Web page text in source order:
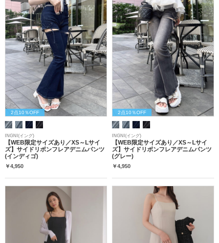
2点10％OFF
INGNI(イング)
【WEB限定サイズあり／XS～Lサイ
ズ】サイドリボンフレアデニムパンツ
(インディゴ)
￥4,950
2点10％OFF
INGNI(イング)
【WEB限定サイズあり／XS～Lサイ
ズ】サイドリボンフレアデニムパンツ
(グレー)
￥4,950